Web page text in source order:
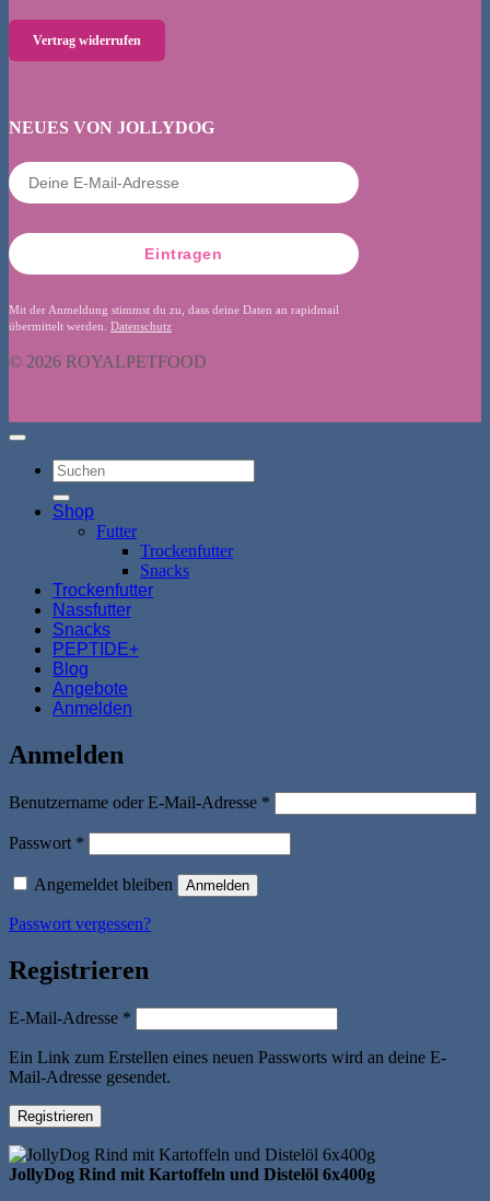
Vertrag widerrufen
NEUES VON JOLLYDOG
Eintragen
Mit der Anmeldung stimmst du zu, dass deine Daten an rapidmail
übermittelt werden. Datenschutz
© 2026 ROYALPETFOOD
Suchen
nach:
Shop
Futter
Trockenfutter
Snacks
Trockenfutter
Nassfutter
Snacks
PEPTIDE+
Blog
Angebote
Anmelden
Anmelden
Benutzername oder E-Mail-Adresse *
Passwort *
Angemeldet bleiben Anmelden
Passwort vergessen?
Registrieren
E-Mail-Adresse *
Ein Link zum Erstellen eines neuen Passworts wird an deine E-
Mail-Adresse gesendet.
Registrieren
JollyDog Rind mit Kartoffeln und Distelöl 6x400g